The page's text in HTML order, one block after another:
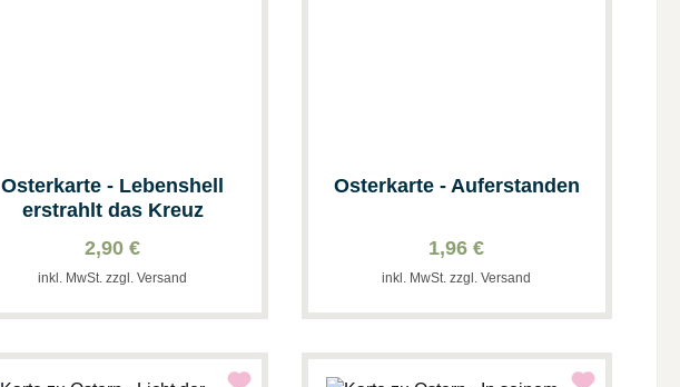
Osterkarte - Lebenshell
erstrahlt das Kreuz
2,90 €
inkl. MwSt. zzgl. Versand
Osterkarte - Auferstanden
1,96 €
inkl. MwSt. zzgl. Versand